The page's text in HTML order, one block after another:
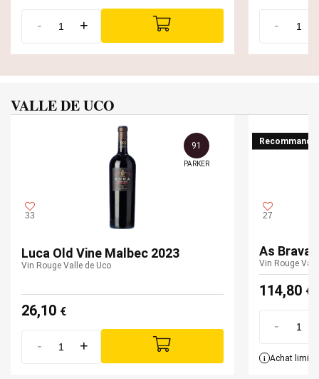
- + -
VALLE DE UCO
33
91
PARKER
Luca Old Vine Malbec 2023
Vin Rouge Valle de Uco
26,10 €
- +
Recommandé
27
As
Vin Rouge
114,80 €
-
i Achat limité